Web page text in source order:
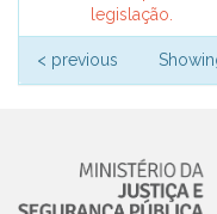
legislação.
< previous